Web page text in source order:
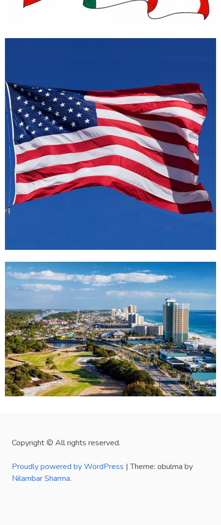
Copyright © All rights reserved.
Proudly powered by WordPress |Theme: obulma by
Nilambar Sharma.